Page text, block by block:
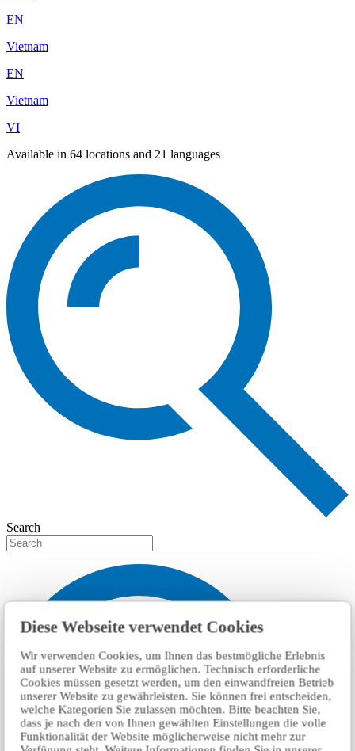
Diese Webseite verwendet Cookies
Wir verwenden Cookies, um Ihnen das bestmögliche Erlebnis
auf unserer Website zu ermöglichen. Technisch erforderliche
Cookies müssen gesetzt werden, um den einwandfreien Betrieb
unserer Website zu gewährleisten. Sie können frei entscheiden,
welche Kategorien Sie zulassen möchten. Bitte beachten Sie,
dass je nach den von Ihnen gewählten Einstellungen die volle
Funktionalität der Website möglicherweise nicht mehr zur
EN
Vietnam
EN
Vietnam
VI
Available in 64 locations and 21 languages
Search